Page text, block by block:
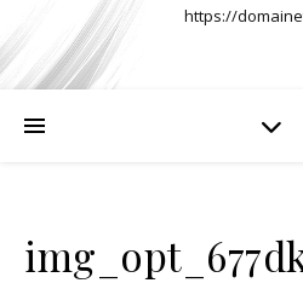
https://